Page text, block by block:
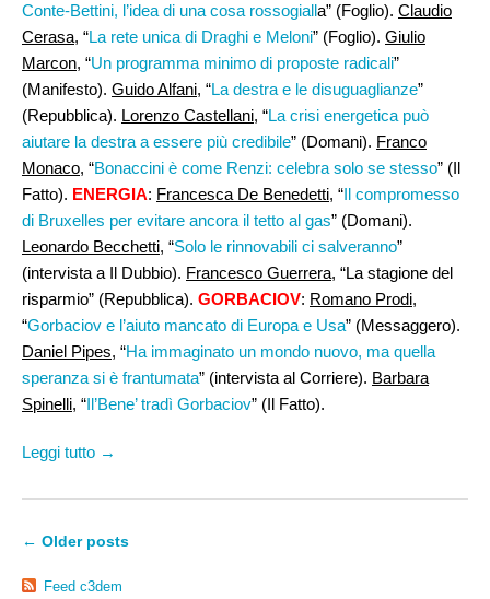
Conte-Bettini, l’idea di una cosa rossogialla” (Foglio). Claudio
Cerasa, “La rete unica di Draghi e Meloni” (Foglio). Giulio
Marcon, “Un programma minimo di proposte radicali”
(Manifesto). Guido Alfani, “La destra e le disuguaglianze”
(Repubblica). Lorenzo Castellani, “La crisi energetica può
aiutare la destra a essere più credibile” (Domani). Franco
Monaco, “Bonaccini è come Renzi: celebra solo se stesso” (Il
Fatto). ENERGIA: Francesca De Benedetti, “Il compromesso
di Bruxelles per evitare ancora il tetto al gas” (Domani).
Leonardo Becchetti, “Solo le rinnovabili ci salveranno”
(intervista a Il Dubbio). Francesco Guerrera, “La stagione del
risparmio” (Repubblica). GORBACIOV: Romano Prodi,
“Gorbaciov e l’aiuto mancato di Europa e Usa” (Messaggero).
Daniel Pipes, “Ha immaginato un mondo nuovo, ma quella
speranza si è frantumata” (intervista al Corriere). Barbara
Spinelli, “Il’Bene’ tradì Gorbaciov” (Il Fatto).
Leggi tutto →
← Older posts
Feed c3dem